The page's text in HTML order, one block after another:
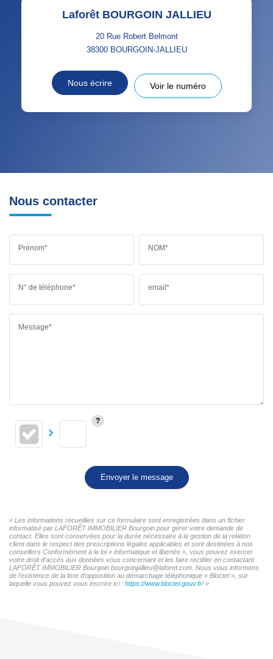
Laforêt BOURGOIN JALLIEU
20 Rue Robert Belmont
38300 BOURGOIN-JALLIEU
Nous écrire Voir le numéro
Nous contacter
Prénom* NOM*
N° de téléphone* email*
Message*
Envoyer le message
« Les informations recueillies sur ce formulaire sont enregistrées dans un fichier
informatisé par LAFORÊT IMMOBILIER Bourgoin pour gérer votre demande de
contact. Elles sont conservées pour la durée nécessaire à la gestion de la relation
client dans le respect des prescriptions légales applicables et sont destinées à nos
conseillers Conformément à la loi « informatique et libertés », vous pouvez exercer
votre droit d'accès aux données vous concernant et les faire rectifier en contactant
LAFORÊT IMMOBILIER Bourgoin bourgoinjallieu@laforet.com. Nous vous informons
de l'existence de la liste d'opposition au démarchage téléphonique « Bloctel », sur
laquelle vous pouvez vous inscrire ici : https://www.bloctel.gouv.fr/»